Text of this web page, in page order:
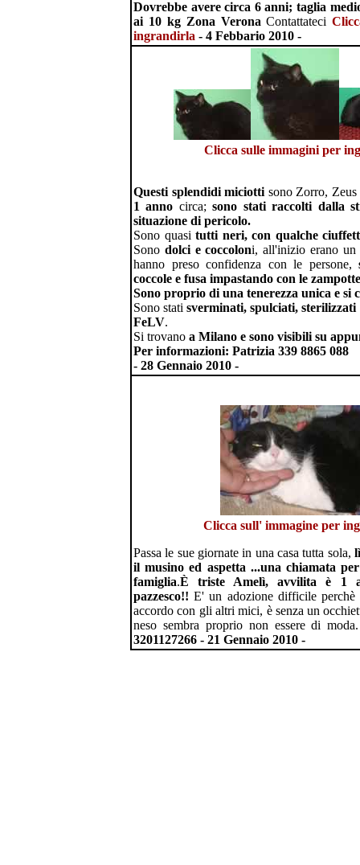
Dovrebbe avere circa 6 anni; taglia
ai 10 kg Zona Verona Contattateci
ingrandirla - 4 Febbario 2010 -
Clicca sulle immagini per
Questi splendidi miciotti sono Zorro,
1 anno circa;sono stati raccolti dalla
situazione di pericolo.
Sono quasitutti neri, con qualche
Sono dolci e coccoloni, all'inizio erano
hanno preso confidenza con le persone,
coccole e fusa impastando con le
Sono proprio di una tenerezza unica e si
Sono statisverminati, spulciati,
FeLV.
Si trovano a Milano e sono visibili su
Per informazioni: Patrizia 339 8865 088
- 28 Gennaio 2010 -
Clicca sull' immagine per
Passa le sue giornate in una casa tutta sola,
il musino ed aspetta ...una chiamata
famiglia.È triste Amelì, avvilita è 1
pazzesco!! E' un adozione difficile
accordo con gli altri mici, è senza un
neso sembra proprio non essere di
3201127266 - 21 Gennaio 2010 -